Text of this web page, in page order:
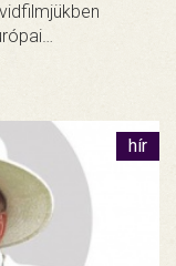
hír